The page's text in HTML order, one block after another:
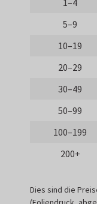
1–4
5–9
10–19
20–29
30–49
50–99
100–199
200+
Dies sind die